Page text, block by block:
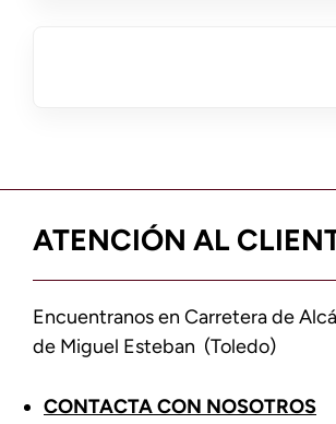
ATENCIÓN AL
Encuentranos en Carretera de
de Miguel Esteban (Toledo)
CONTACTA CON NOSOTROS